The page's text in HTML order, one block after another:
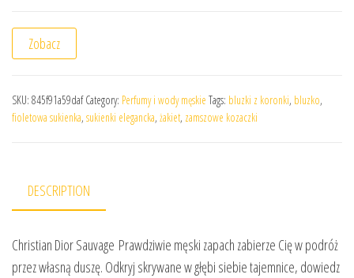
Zobacz
SKU: 845f91a59daf Category: Perfumy i wody męskie Tags: bluzki z koronki, bluzko,
fioletowa sukienka, sukienki elegancka, żakiet, zamszowe kozaczki
DESCRIPTION
Christian Dior Sauvage Prawdziwie męski zapach zabierze Cię w podróż
przez własną duszę. Odkryj skrywane w głębi siebie tajemnice, dowiedz